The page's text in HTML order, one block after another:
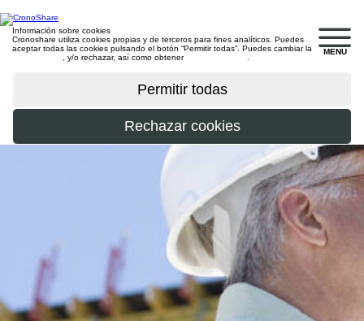
MENU
Información sobre cookies
Cronoshare utiliza cookies propias y de terceros para fines analíticos. Puedes
aceptar todas las cookies pulsando el botón “Permitir todas”. Puedes cambiar la
, y/o rechazar, así como obtener